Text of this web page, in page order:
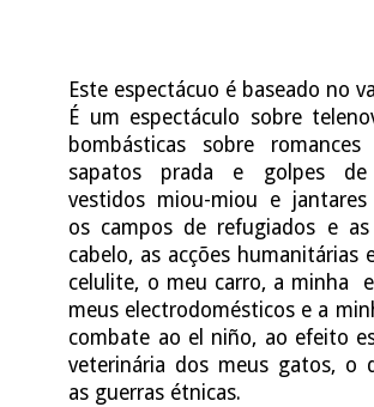
Este espectácuo é baseado no
É um espectáculo sobre
bombásticas sobre
sapatos prada e golpes de
vestidos miou-miou e jantares
os campos de refugiados e
cabelo, as acções humanitárias
celulite, o meu carro, a minha
meus electrodomésticos e a
combate ao el niño, ao efeito
veterinária dos meus gatos, o
as guerras étnicas.